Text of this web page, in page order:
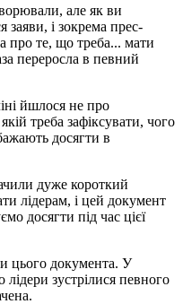
але як ви
заяви, і зокрема прес-
про те, що треба... мати
переросла в певний
йшлося не про
треба зафіксувати, чого
досягти в
дуже короткий
лідерам, і цей документ
досягти під час цієї
цього документа. У
зустрілися певного